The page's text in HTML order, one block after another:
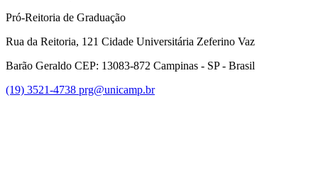
Pró-Reitoria de Graduação
Rua da Reitoria, 121 Cidade Universitária Zeferino Vaz
Barão Geraldo CEP: 13083-872 Campinas - SP - Brasil
(19) 3521-4738 prg@unicamp.br